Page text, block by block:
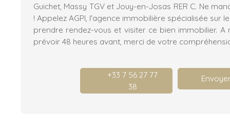
Guichet, Massy TGV et Jouy-en-Josas RER C. Ne
! Appelez AGPI, l'agence immobilière spécialisée sur
prendre rendez-vous et visiter ce bien immobilier.
prévoir 48 heures avant, merci de votre
+33 7 56 27 77
38